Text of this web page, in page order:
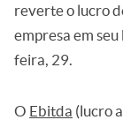
reverte o lucro
empresa em
feira, 29.
O Ebitda (lucro